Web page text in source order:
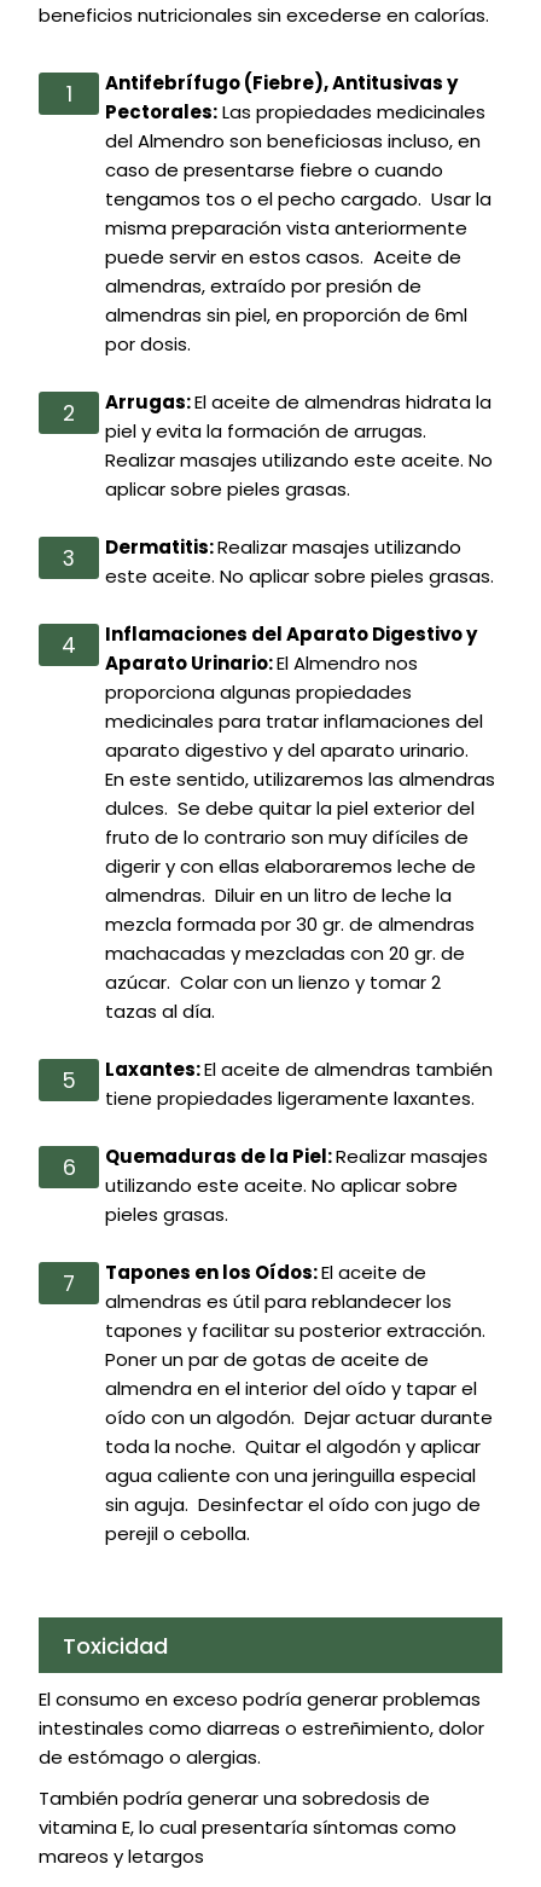
beneficios nutricionales sin excederse en calorías.
Antifebrífugo (Fiebre), Antitusivas y
Pectorales:Las propiedades medicinales
del Almendro son beneficiosas incluso, en
caso de presentarse fiebre o cuando
tengamos tos o el pecho cargado. Usar la
misma preparación vista anteriormente
puede servir en estos casos. Aceite de
almendras, extraído por presión de
almendras sin piel, en proporción de 6ml
por dosis.
Arrugas:El aceite de almendras hidrata la
piel y evita la formación de arrugas.
Realizar masajes utilizando este aceite. No
aplicar sobre pieles grasas.
Dermatitis:Realizar masajes utilizando
este aceite. No aplicar sobre pieles grasas.
Inflamaciones del Aparato Digestivo y
Aparato Urinario:El Almendro nos
proporciona algunas propiedades
medicinales para tratar inflamaciones del
aparato digestivo y del aparato urinario.
En este sentido, utilizaremos las almendras
dulces. Se debe quitar la piel exterior del
fruto de lo contrario son muy difíciles de
digerir y con ellas elaboraremos leche de
almendras. Diluir en un litro de leche la
mezcla formada por 30 gr. de almendras
machacadas y mezcladas con 20 gr. de
azúcar. Colar con un lienzo y tomar 2
tazas al día.
Laxantes:El aceite de almendras también
tiene propiedades ligeramente laxantes.
Quemaduras de la Piel:Realizar masajes
utilizando este aceite. No aplicar sobre
pieles grasas.
Tapones en los Oídos:El aceite de
almendras es útil para reblandecer los
tapones y facilitar su posterior extracción.
Poner un par de gotas de aceite de
almendra en el interior del oído y tapar el
oído con un algodón. Dejar actuar durante
toda la noche. Quitar el algodón y aplicar
agua caliente con una jeringuilla especial
sin aguja. Desinfectar el oído con jugo de
perejil o cebolla.
Toxicidad
El consumo en exceso podría generar problemas
intestinales como diarreas o estreñimiento, dolor
de estómago o alergias.
También podría generar una sobredosis de
vitamina E, lo cual presentaría síntomas como
mareos y letargos